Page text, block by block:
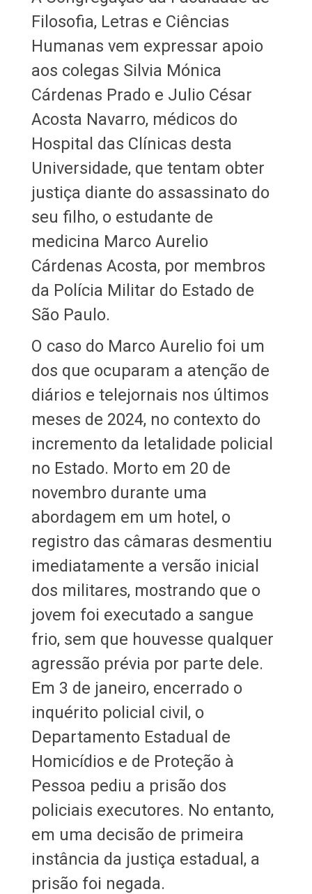
Filosofia, Letras e Ciências
Humanas vem expressar apoio
aos colegas Silvia Mónica
Cárdenas Prado e Julio César
Acosta Navarro, médicos do
Hospital das Clínicas desta
Universidade, que tentam obter
justiça diante do assassinato do
seu filho, o estudante de
medicina Marco Aurelio
Cárdenas Acosta, por membros
da Polícia Militar do Estado de
São Paulo.
O caso do Marco Aurelio foi um
dos que ocuparam a atenção de
diários e telejornais nos últimos
meses de 2024, no contexto do
incremento da letalidade policial
no Estado. Morto em 20 de
novembro durante uma
abordagem em um hotel, o
registro das câmaras desmentiu
imediatamente a versão inicial
dos militares, mostrando que o
jovem foi executado a sangue
frio, sem que houvesse qualquer
agressão prévia por parte dele.
Em 3 de janeiro, encerrado o
inquérito policial civil, o
Departamento Estadual de
Homicídios e de Proteção à
Pessoa pediu a prisão dos
policiais executores. No entanto,
em uma decisão de primeira
instância da justiça estadual, a
prisão foi negada.